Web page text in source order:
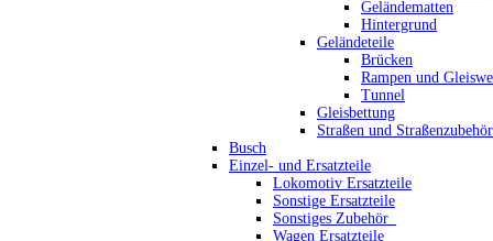
Geländematten
Hintergrund
Geländeteile
Brücken
Rampen und
Tunnel
Gleisbettung
Straßen und Straßenzubehör
Busch
Einzel- und Ersatzteile
Lokomotiv Ersatzteile
Sonstige Ersatzteile
Sonstiges Zubehör_
Wagen Ersatzteile